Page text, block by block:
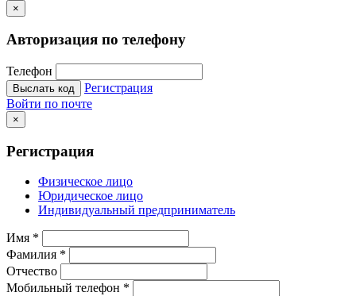
×
Авторизация по телефону
Телефон
Выслать код
Регистрация
Войти по почте
×
Регистрация
Физическое лицо
Юридическое лицо
Индивидуальный предприниматель
Имя *
Фамилия *
Отчество
Мобильный телефон *